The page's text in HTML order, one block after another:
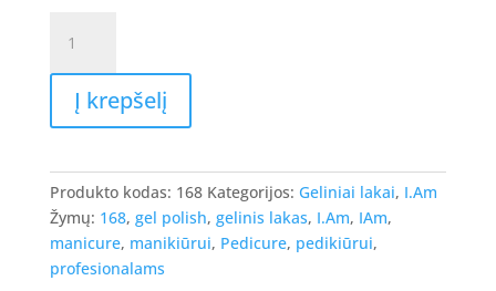
kiekis:
I.Am
Polish
gelinis
lakas
#168
-
Grasshopper,
Į krepšelį
Produkto kodas: 168 Kategorijos: Geliniai lakai, I.Am
Žymų: 168, gel polish, gelinis lakas, I.Am, IAm,
manicure, manikiūrui, Pedicure, pedikiūrui,
profesionalams